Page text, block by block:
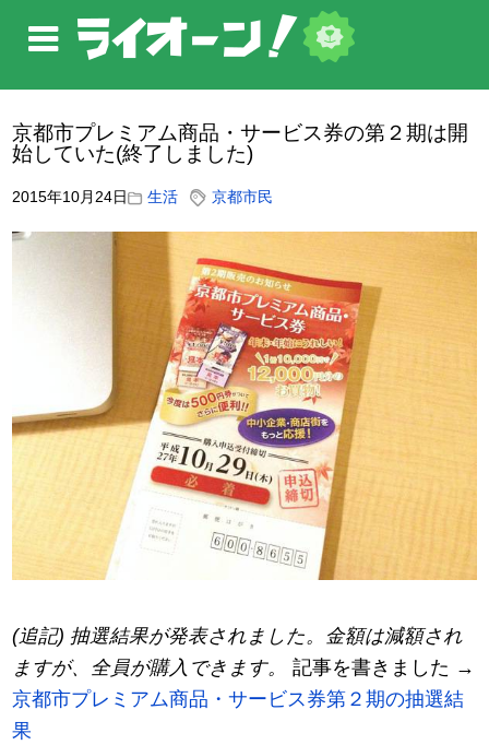
京都市プレミアム商品・サービス券の第２期は開
始していた(終了しました)
2015年10月24日 生活 京都市民
(追記) 抽選結果が発表されました。金額は減額され
ますが、全員が購入できます。
記事を書きました →
京都市プレミアム商品・サービス券第２期の抽選結
果